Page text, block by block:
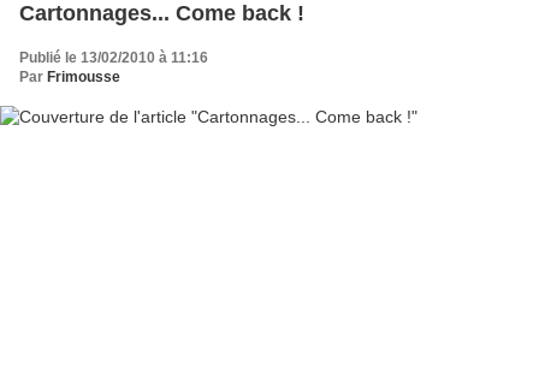
Cartonnages... Come back !
Publié le 13/02/2010 à 11:16
Par Frimousse